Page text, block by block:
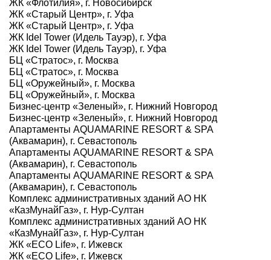
ЖК «Флотилия», г. Новосибирск
ЖК «Старый Центр», г. Уфа
ЖК «Старый Центр», г. Уфа
ЖК Idel Tower (Идель Тауэр), г. Уфа
ЖК Idel Tower (Идель Тауэр), г. Уфа
БЦ «Стратос», г. Москва
БЦ «Стратос», г. Москва
БЦ «Оружейный», г. Москва
БЦ «Оружейный», г. Москва
Бизнес-центр «Зеленый», г. Нижний Новгород
Бизнес-центр «Зеленый», г. Нижний Новгород
Апартаменты AQUAMARINE RESORT & SPA
(Аквамарин), г. Севастополь
Апартаменты AQUAMARINE RESORT & SPA
(Аквамарин), г. Севастополь
Апартаменты AQUAMARINE RESORT & SPA
(Аквамарин), г. Севастополь
Комплекс административных зданий АО НК
«КазМунайГаз», г. Нур-Султан
Комплекс административных зданий АО НК
«КазМунайГаз», г. Нур-Султан
ЖК «ECO Life», г. Ижевск
ЖК «ECO Life», г. Ижевск